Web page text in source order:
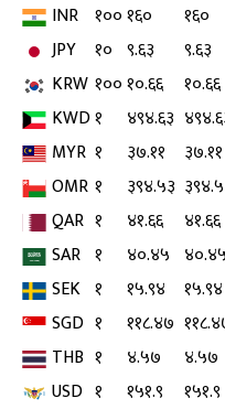
INR १००१६०
१६०
JPY
१० ९.६३
९.६३
KRW १००१०.६६
१०.६६
KWD१ ४९४.६३
MYR १ ३७.११
३७.११
OMR १ ३९४.५३
QAR १ ४१.६६
४१.६६
SAR १ ४०.४५ ४०.४५
SEK १ १५.९४
१५.९४
SGD १ ११८.४७
THB १ ४.५७
४.५७
USD १ १५१.९
१५१.९